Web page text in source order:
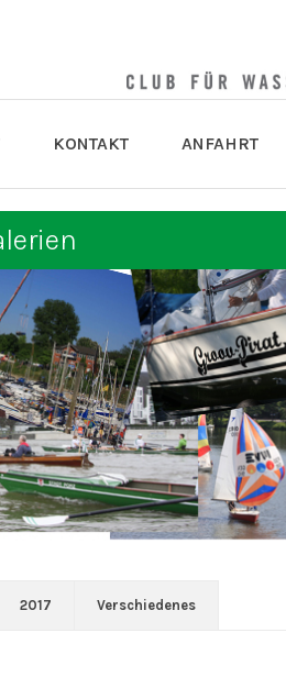
KONTAKT ANFAHRT
2017 Verschiedenes